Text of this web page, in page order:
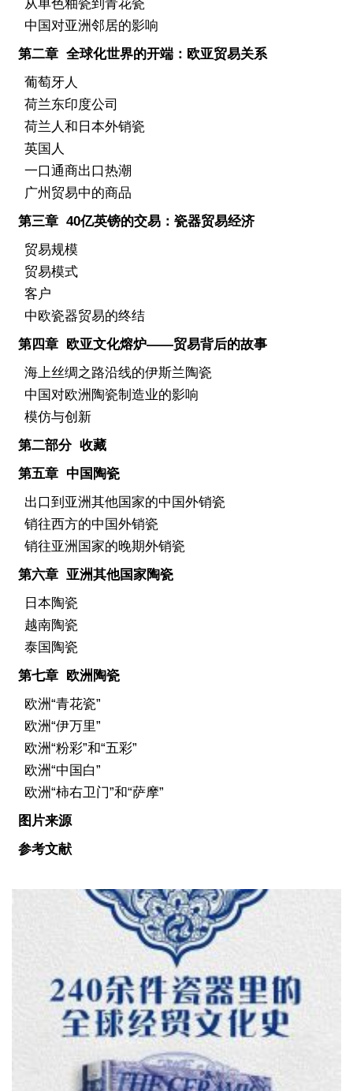
从单色釉瓷到青花瓷
中国对亚洲邻居的影响
第二章 全球化世界的开端：欧亚贸易关系
葡萄牙人
荷兰东印度公司
荷兰人和日本外销瓷
英国人
一口通商出口热潮
广州贸易中的商品
第三章 40亿英镑的交易：瓷器贸易经济
贸易规模
贸易模式
客户
中欧瓷器贸易的终结
第四章 欧亚文化熔炉——贸易背后的故事
海上丝绸之路沿线的伊斯兰陶瓷
中国对欧洲陶瓷制造业的影响
模仿与创新
第二部分 收藏
第五章 中国陶瓷
出口到亚洲其他国家的中国外销瓷
销往西方的中国外销瓷
销往亚洲国家的晚期外销瓷
第六章 亚洲其他国家陶瓷
日本陶瓷
越南陶瓷
泰国陶瓷
第七章 欧洲陶瓷
欧洲“青花瓷”
欧洲“伊万里”
欧洲“粉彩”和“五彩”
欧洲“中国白”
欧洲“柿右卫门”和“萨摩”
图片来源
参考文献